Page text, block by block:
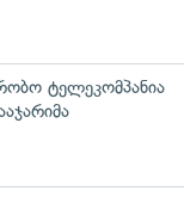
ტელეკომპანია